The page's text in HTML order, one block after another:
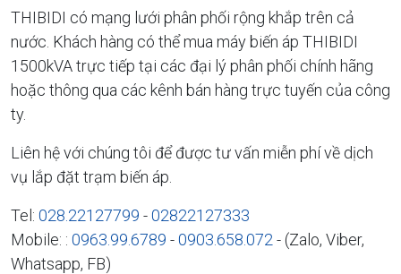
THIBIDI có mạng lưới phân phối rộng khắp trên cả
nước. Khách hàng có thể mua máy biến áp THIBIDI
1500kVA trực tiếp tại các đại lý phân phối chính hãng
hoặc thông qua các kênh bán hàng trực tuyến của công
ty.
Liên hệ với chúng tôi để được tư vấn miễn phí về dịch
vụ lắp đặt trạm biến áp.
Tel: 028.22127799 -02822127333
Mobile: : 0963.99.6789 -0903.658.072 - (Zalo, Viber,
Whatsapp, FB)